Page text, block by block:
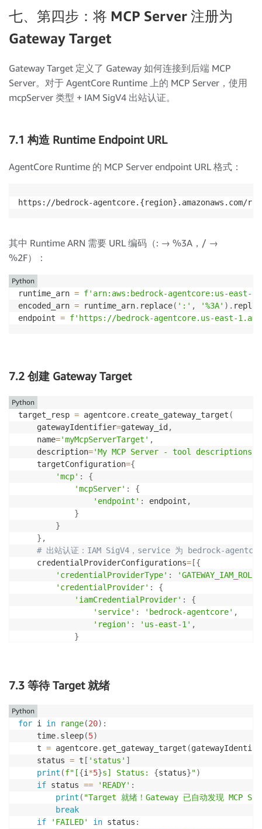
七、第四步：将 MCP Server 注册为
Gateway Target
Gateway Target 定义了 Gateway 如何连接到后端 MCP
Server。对于 AgentCore Runtime 上的 MCP Server，使用
mcpServer 类型 + IAM SigV4 出站认证。
7.1 构造 Runtime Endpoint URL
AgentCore Runtime 的 MCP Server endpoint URL 格式：
https://bedrock-agentcore.{region}.amazonaws.com/
其中 Runtime ARN 需要 URL 编码（: → %3A，/ →
%2F）：
runtime_arn = f'arn:aws:bedrock-agentcore:us-east-1:
encoded_arn = runtime_arn. replace( ':' , '%3A' ) .
endpoint = f'https://bedrock-agentcore.us-east-
Python
7.2 创建 Gateway Target
target_resp = agentcore. create_gateway_target (
    gatewayIdentifier
=gateway_id ,
    name
='myMcpServerTarget' ,
    description
='My MCP Server - tool descriptions
    targetConfiguration
={
'mcp' :
{
'mcpServer' :
{
'endpoint' : endpoint ,
}
}
} ,
# 出站认证：IAM SigV4，service 为 bedrock-
    credentialProviderConfigurations
= [{
'credentialProviderType' : 'GATEWAY_IAM_ROLE'
'credentialProvider' :
{
'iamCredentialProvider' :
{
'service' : 'bedrock-agentcore' ,
'region' : 'us-east-1' ,
}
target_id = target_resp
Python
7.3 等待 Target 就绪
for i in range(20) :
    time
. sleep(5)
    t
= agentcore. get_gateway_target (
    status
= t [ 'status' ]
print (f"[{i*5}s] Status: {status}")
if status == 'READY' :
print ( "Target 就绪！Gateway 已自动发现 MCP
break
if
'FAILED' in status :
Python